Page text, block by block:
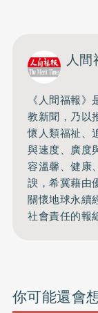
人間
《人間福報
教新聞，乃以
懷人類福祉、
與速度、廣度
容溫馨、健康
諛，希冀藉由
關懷地球永續
社會責任的報
你可能還會